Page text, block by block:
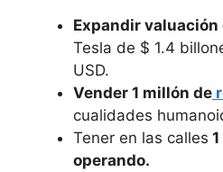
Expandir valuación
Tesla de $ 1.4
USD.
Vender 1 millón de
cualidades
Tener en las calles
operando.